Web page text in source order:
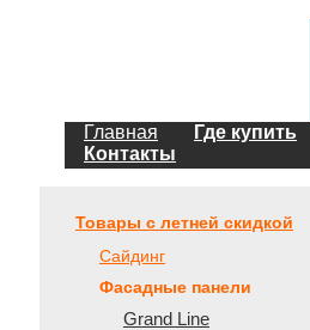
Главная Где купить
Контакты
Товары с летней скидкой
Сайдинг
Фасадные панели
Grand Line